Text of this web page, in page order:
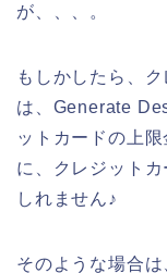
が、、、。
もしかしたら、
は、Generate
ットカードの上
に、クレジット
しれません♪
そのような場合